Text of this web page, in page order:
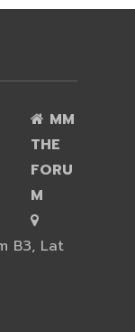
MM
THE
FORU
M
B3, Lat